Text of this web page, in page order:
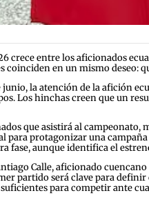
crece entre los aficionados
coinciden en un mismo deseo:
junio, la atención de la afición
Los hinchas creen que un
que asistirá al campeonato,
para protagonizar una
fase, aunque identifica el
Calle, aficionado
partido será clave para
para competir ante